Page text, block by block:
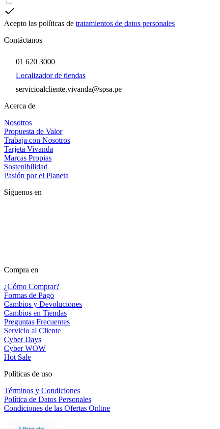
Acepto las políticas de tratamientos de datos personales
Contáctanos
01 620 3000
Localizador de tiendas
servicioalcliente.vivanda@spsa.pe
Acerca de
Nosotros
Propuesta de Valor
Trabaja con Nosotros
Tarjeta Vivanda
Marcas Propias
Sostenibilidad
Pasión por el Planeta
Síguenos en
Compra en
¿Cómo Comprar?
Formas de Pago
Cambios y Devoluciones
Cambios en Tiendas
Preguntas Frecuentes
Servicio al Cliente
Cyber Days
Cyber WOW
Hot Sale
Políticas de uso
Términos y Condiciones
Política de Datos Personales
Condiciones de las Ofertas Online